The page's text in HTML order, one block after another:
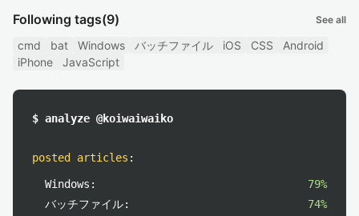
Following tags(9) See all
cmd bat Windows バッチファイル iOS CSS
Android
iPhone
JavaScript
$ analyze @koiwaiwaiko
posted articles :
Windows:
79%
バッチファイル:
74%